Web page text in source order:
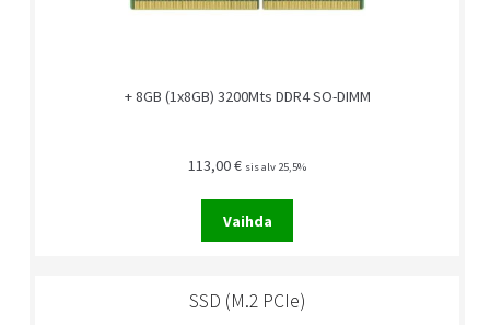
+ 8GB (1x8GB) 3200Mts DDR4 SO-DIMM
113,00€ sis alv 25,5%
Vaihda
SSD (M.2 PCIe)